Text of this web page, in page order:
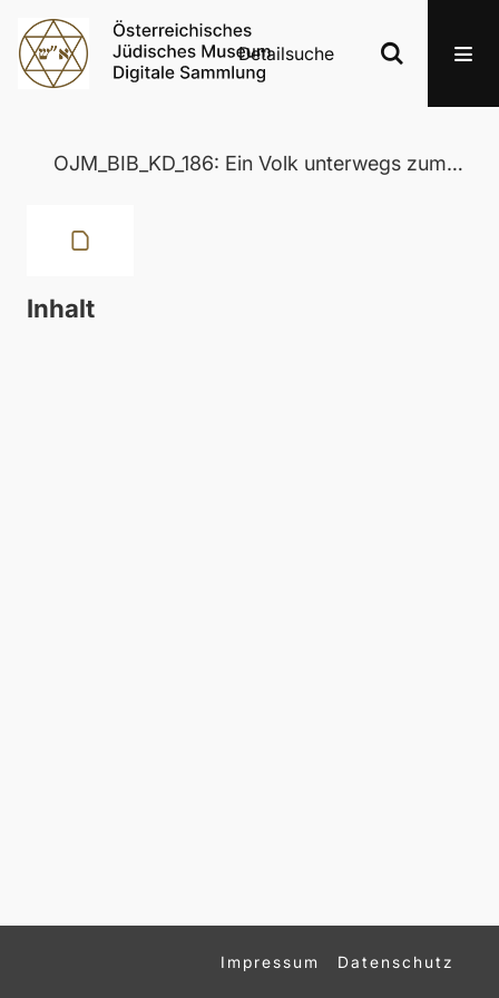
Detailsuche
OJM_BIB_KD_186: Ein Volk unterwegs zum Frieden (Theodor Herzl – Bertha v. Suttner)
Inhalt
Impressum Datenschutz